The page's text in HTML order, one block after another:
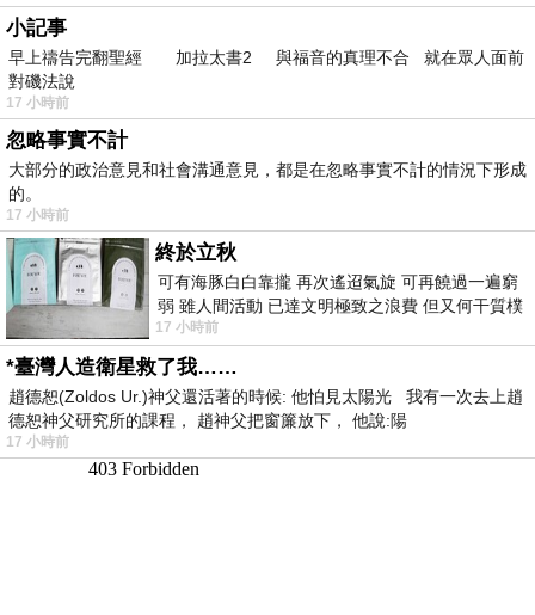
小記事
早上禱告完翻聖經 加拉太書2 與福音的真理不合 就在眾人面前
對磯法說
17 小時前
忽略事實不計
大部分的政治意見和社會溝通意見，都是在忽略事實不計的情況下形成
的。
17 小時前
終於立秋
可有海豚白白靠攏 再次遙迢氣旋 可再饒過一遍窮
弱 雖人間活動 已達文明極致之浪費 但又何干質樸
者 只能白白陪葬
17 小時前
*臺灣人造衛星救了我……
趙德恕(Zoldos Ur.)神父還活著的時候: 他怕見太陽光 我有一次去上趙
德恕神父研究所的課程， 趙神父把窗簾放下， 他說:陽
17 小時前